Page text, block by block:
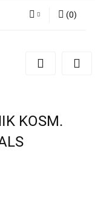
się
(0)
KOSM.